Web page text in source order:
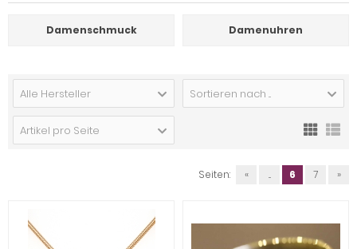
Damenschmuck Damenuhren
Alle Hersteller Sortieren nach ...
Artikel pro Seite
Seiten: « ... 6 7 »